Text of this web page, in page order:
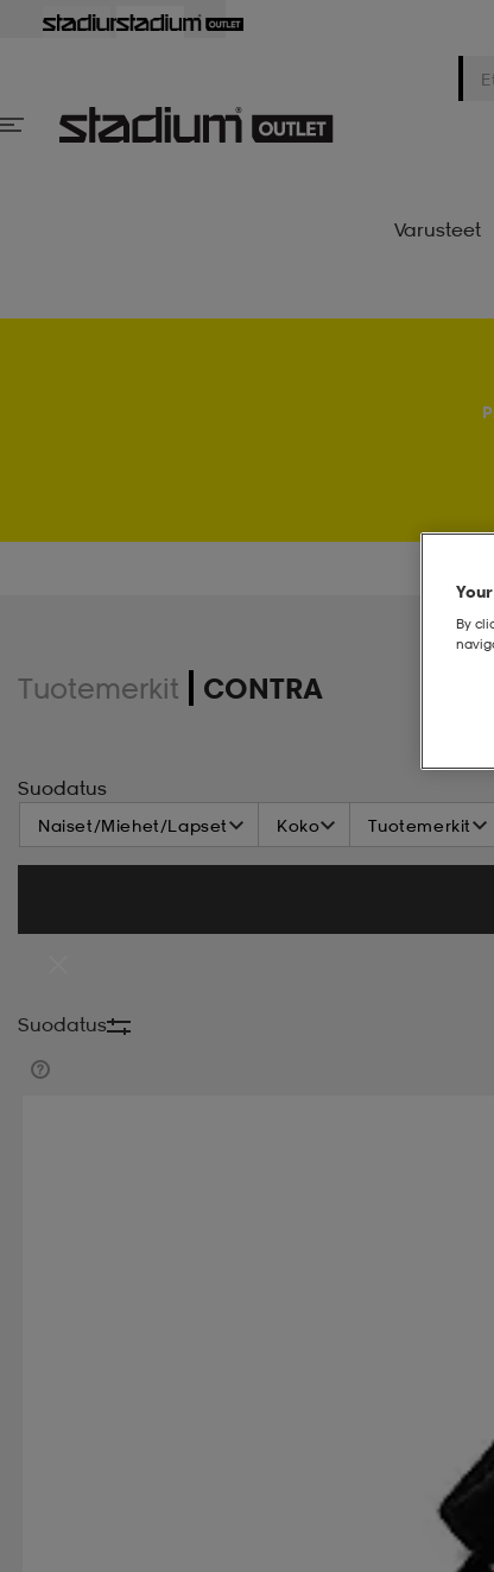
Varusteet
Tuotemerkit CONTRA
Suodatus
Naiset/Miehet/Lapset Koko Tuotemerkit
Suodatus
By